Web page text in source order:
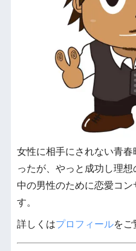
女性に相手にされない青
ったが、やっと成功し理
中の男性のために恋愛コン
す。
詳しくはプロフィールをご